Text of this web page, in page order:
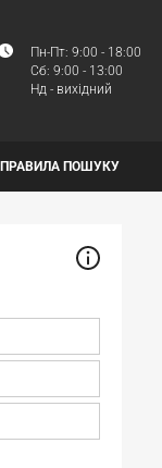
Пн-Пт: 9:00 - 18:00
Сб: 9:00 - 13:00
Нд - вихідний
ПРАВИЛА ПОШУКУ